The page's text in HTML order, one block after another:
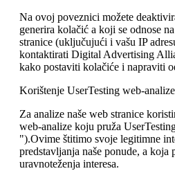
Na ovoj poveznici možete
generira kolačić a koji se odnose
stranice (uključujući i vašu IP
kontaktirati Digital Advertising
kako postaviti kolačiće i napraviti
Korištenje UserTesting web-analize
Za analize naše web stranice
web-analize koju pruža
").Ovime štitimo svoje legitimne
predstavljanja naše ponude, a koja
uravnoteženja interesa.